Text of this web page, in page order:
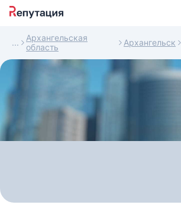
Архангельская
область
Архангельск